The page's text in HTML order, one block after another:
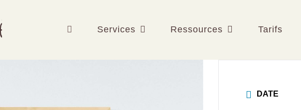
Services Ressources Tarifs
DATE